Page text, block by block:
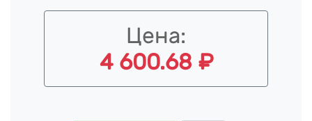
Цена:
4 600.68 ₽